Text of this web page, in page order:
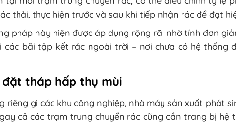
thải, thực hiện trước và sau khi tiếp nhận rác để đạt
pháp này hiện được áp dụng rộng rãi nhờ tính đơn
các bãi tập kết rác ngoài trời – nơi chưa có hệ thống
đặt tháp hấp thụ mùi
riêng gì các khu công nghiệp, nhà máy sản xuất phát
cả các trạm trung chuyển rác cũng cần trang bị hệ